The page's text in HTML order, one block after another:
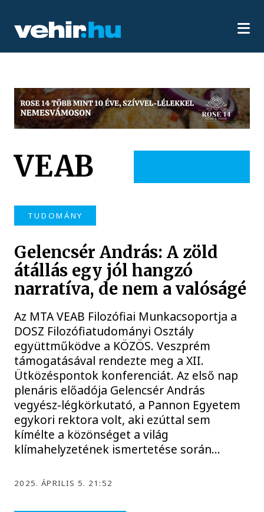
VEAB
TUDOMÁNY
Gelencsér András: A zöld
átállás egy jól hangzó
narratíva, de nem a valóságé
Az MTA VEAB Filozófiai Munkacsoportja a
DOSZ Filozófiatudományi Osztály
együttműködve a KÖZÖS. Veszprém
támogatásával rendezte meg a XII.
Ütközéspontok konferenciát. Az első nap
plenáris előadója Gelencsér András
vegyész-légkörkutató, a Pannon Egyetem
egykori rektora volt, aki ezúttal sem
kímélte a közönséget a világ
klímahelyzetének ismertetése során…
2025. ÁPRILIS 5. 21:52